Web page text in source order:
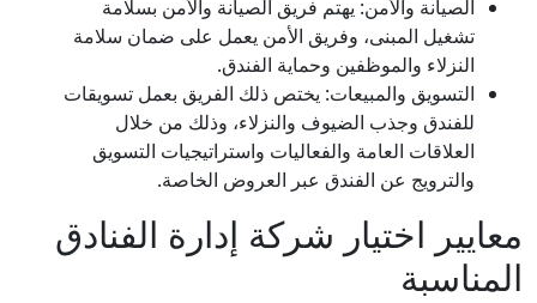
الصيانة والأمن: يهتم فريق الصيانة والأمن بسلامة
تشغيل المبنى، وفريق الأمن يعمل على ضمان سلامة
النزلاء والموظفين وحماية الفندق.
التسويق والمبيعات: يختص ذلك الفريق بعمل تسويقات
للفندق وجذب الضيوف والنزلاء، وذلك من خلال
العلاقات العامة والفعاليات واستراتيجيات التسويق
والترويج عن الفندق عبر العروض الخاصة.
معايير اختيار شركة إدارة الفنادق
المناسبة